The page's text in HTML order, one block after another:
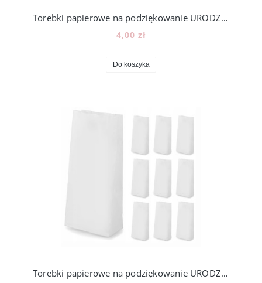
Torebki papierowe na podziękowanie URODZINY cukierki KALENDARZ ADWENTOWY - 12 szt.
4,00 zł
Do koszyka
Torebki papierowe na podziękowanie URODZINY cukierki KALENDARZ ADWENTOWY - 12 szt.